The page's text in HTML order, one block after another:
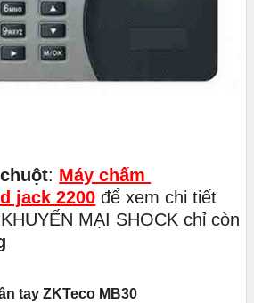
: Máy chấm
jack 2200 để xem chi tiết
MẠI SHOCK chỉ còn
tay ZKTeco MB30